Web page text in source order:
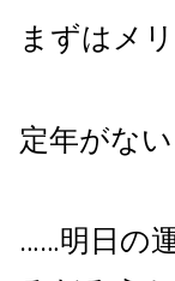
まずはメ
定年がない
……明日の